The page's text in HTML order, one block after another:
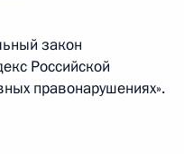
закон
Российской
правонарушениях».